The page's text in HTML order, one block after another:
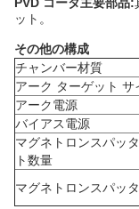
ット。
その他の構成
チャンバー材質
アーク ターゲット サ
アーク電源
バイアス電源
マグネトロンスパッ
ト数量
マグネトロンスパッ